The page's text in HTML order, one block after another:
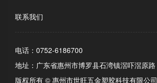
联系我们
电话：0752-6186700
地址：广东省惠州市博罗县石湾镇滘吓滘原路
版权所有 © 惠州市世旺五金塑胶科技有限公司